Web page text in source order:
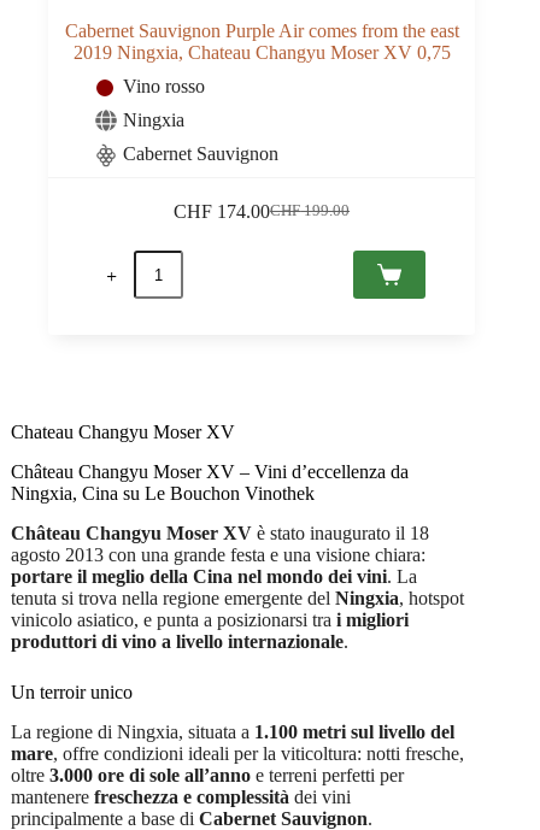
Cabernet Sauvignon Purple Air comes from the east
2019 Ningxia, Chateau Changyu Moser XV 0,75
Vino rosso
Ningxia
Cabernet Sauvignon
CHF199.00
Il
CHF 174.00
Il
Cabernet
Sauvignon
Purple
2019
Ningxia,
Chateau
Changyu
Moser
XV
0,75
quantità
Chateau Changyu Moser XV
Château Changyu Moser XV – Vini d’eccellenza da
Ningxia, Cina su Le Bouchon Vinothek
Château Changyu Moser XVè stato inaugurato il 18
agosto 2013 con una grande festa e una visione chiara:
portare il meglio della Cina nel mondo dei vini. La
tenuta si trova nella regione emergente del Ningxia, hotspot
vinicolo asiatico, e punta a posizionarsi tra i migliori
produttori di vino a livello internazionale.
Un terroir unico
La regione di Ningxia, situata a 1.100 metri sul livello del
mare, offre condizioni ideali per la viticoltura: notti fresche,
oltre 3.000 ore di sole all’annoe terreni perfetti per
mantenere freschezza e complessità dei vini
principalmente a base di Cabernet Sauvignon.